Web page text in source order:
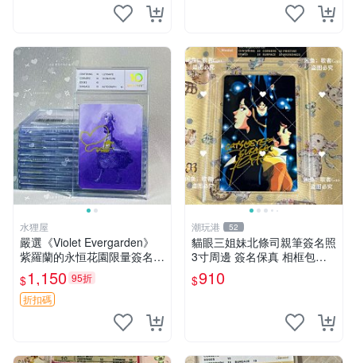
水狸屋
嚴選《Violet Evergarden》
紫羅蘭的永恒花園限量簽名
卡，3寸帶原裝卡磚 日本中古
收藏推薦 薇爾莉特 曜佳奈 筆
記本
$1,150 95折
折扣碼
潮玩港 52
貓眼三姐妹北條司親筆簽名照
3寸周邊 簽名保真 相框包裝
貓眼三姐妹 北條司 周邊 貓眼
三姐妹 簽名照 包裝相框
$910